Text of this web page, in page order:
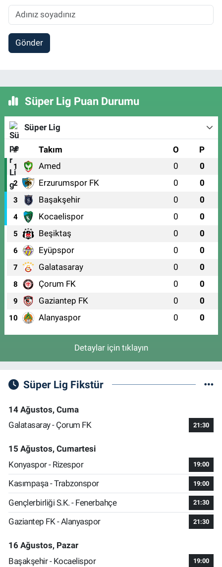
Gönder
Süper Lig Puan Durumu
Süper Lig
# Takım O P
1 Amed 0 0
2 Erzurumspor FK 0 0
3 Başakşehir 0 0
4 Kocaelispor 0 0
5 Beşiktaş 0 0
6 Eyüpspor 0 0
7 Galatasaray 0 0
8 Çorum FK 0 0
9 Gaziantep FK 0 0
10 Alanyaspor 0 0
Detaylar için tıklayın
Süper Lig Fikstür
14 Ağustos, Cuma
Galatasaray - Çorum FK
21:30
15 Ağustos, Cumartesi
Konyaspor - Rizespor
19:00
Kasımpaşa - Trabzonspor 19:00
Gençlerbirliği S.K. - Fenerbahçe 21:30
Gaziantep FK - Alanyaspor 21:30
16 Ağustos, Pazar
Başakşehir - Kocaelispor
19:00